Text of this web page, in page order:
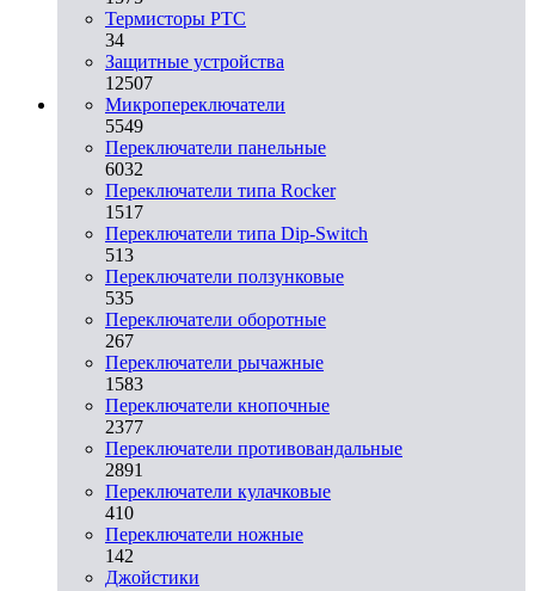
Термисторы PTC
34
Защитные устройства
12507
Микропереключатели
5549
Переключатели панельные
6032
Переключатели типа Rocker
1517
Переключатели типа Dip-Switch
513
Переключатели ползунковые
535
Переключатели оборотные
267
Переключатели рычажные
1583
Переключатели кнопочные
2377
Переключатели противовандальные
2891
Переключатели кулачковые
410
Переключатели ножные
142
Джойстики